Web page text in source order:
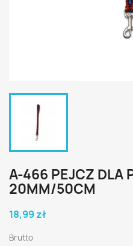
A-466 PEJCZ DLA
20MM/50CM
18,99 zł
Brutto